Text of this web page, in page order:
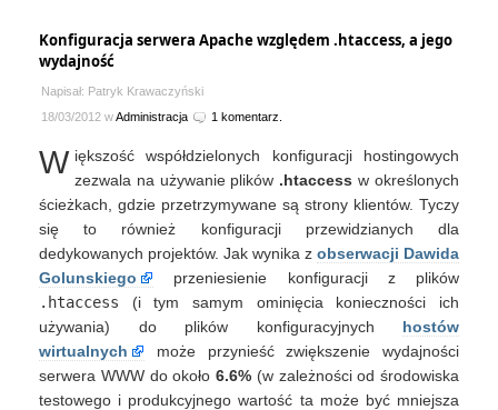
Konfiguracja serwera Apache względem .htaccess, a jego
wydajność
Napisał: Patryk Krawaczyński
18/03/2012 wAdministracja 1 komentarz.
W iększość współdzielonych konfiguracji hostingowych
zezwala na używanie plików .htaccess w określonych
ścieżkach, gdzie przetrzymywane są strony klientów. Tyczy
się to również konfiguracji przewidzianych dla
dedykowanych projektów. Jak wynika z obserwacji Dawida
Golunskiego
przeniesienie konfiguracji z plików
.htaccess (i tym samym ominięcia konieczności ich
używania) do plików konfiguracyjnych hostów
wirtualnych
może przynieść zwiększenie wydajności
serwera WWW do około 6.6% (w zależności od środowiska
testowego i produkcyjnego wartość ta może być mniejsza